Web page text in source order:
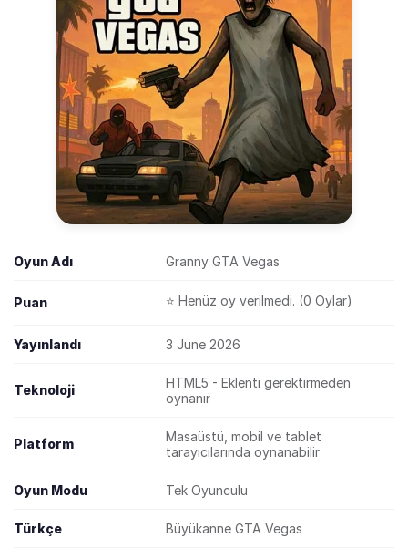
Oyun Adı Granny GTA Vegas
Puan ⭐ Henüz oy verilmedi. (0 Oylar)
Yayınlandı 3 June 2026
Teknoloji
HTML5 - Eklenti gerektirmeden
oynanır
Platform
Masaüstü, mobil ve tablet
tarayıcılarında oynanabilir
Oyun Modu Tek Oyunculu
Türkçe Büyükanne GTA Vegas